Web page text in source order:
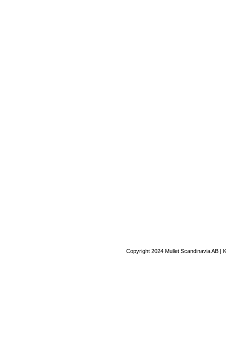
Copyright 2024 Mullet Scandinavia AB |